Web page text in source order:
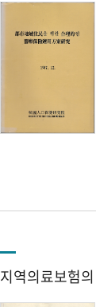
지역의료보험